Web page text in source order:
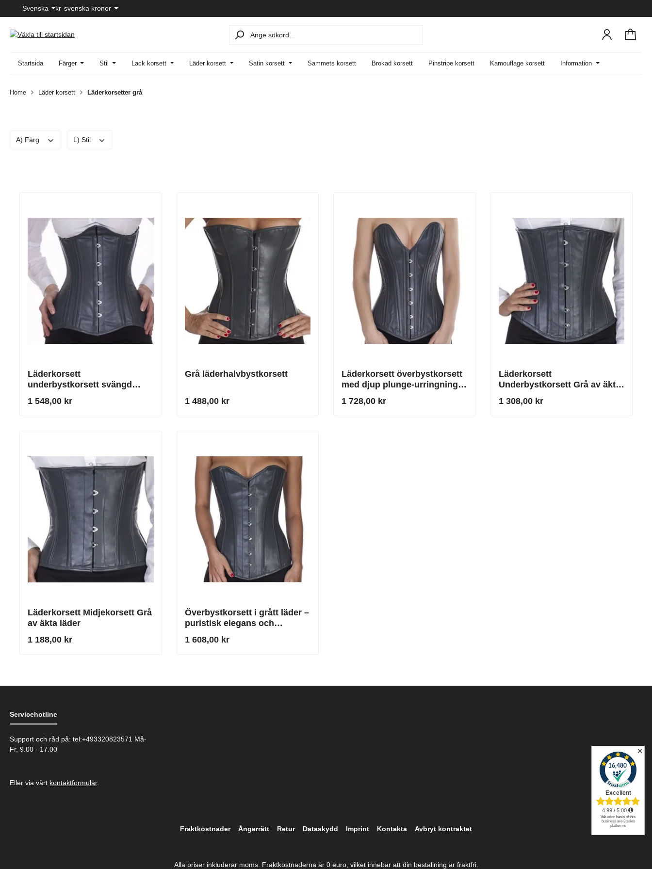
till huvudinnehåll
Hoppa till sökning
Hoppa till huvudnavigering
Svenska kr svenska kronor
Startsida Färger Stil Lack korsett Läder korsett Satin korsett Sammets korsett Brokad korsett Pinstripe korsett Kamouflage korsett Information
Home Läder korsett Läderkorsetter grå
A) Färg L) Stil
Läderkorsett
underbystkorsett svängd
upptill grå
1 548,00 kr
Grå läderhalvbystkorsett
1 488,00 kr
Läderkorsett överbystkorsett
med djup plunge-urringning i
1 728,00 kr
Läderkorsett
Underbystkorsett Grå av äkta
1 308,00 kr
Läderkorsett Midjekorsett Grå
av äkta läder
1 188,00 kr
Överbystkorsett i grått läder –
puristisk elegans och
kompromisslös stadga av
äkta läder
1 608,00 kr
Servicehotline
Support och råd på: tel:+493320823571 Må-
Fr, 9.00 - 17.00
Eller via vårt kontaktformulär.
Fraktkostnader Ångerrätt Retur Dataskydd Imprint Kontakta Avbryt kontraktet
Alla priser inkluderar moms. Fraktkostnaderna är 0 euro, vilket innebär att din beställning är fraktfri.
✕